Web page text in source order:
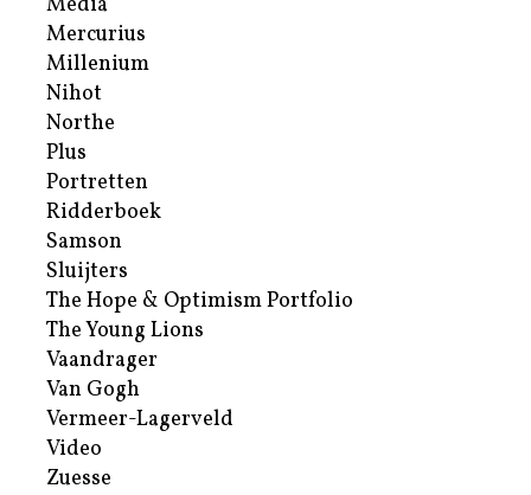
Mercurius
Millenium
Nihot
Northe
Plus
Portretten
Ridderboek
Samson
Sluijters
The Hope & Optimism Portfolio
The Young Lions
Vaandrager
Van Gogh
Vermeer-Lagerveld
Video
Zuesse